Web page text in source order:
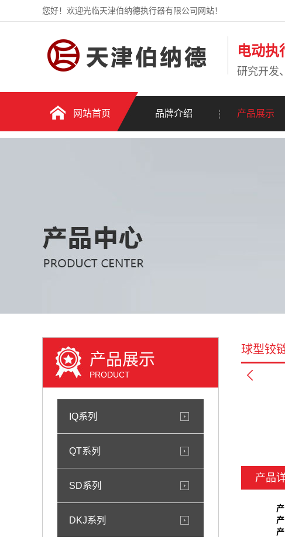
您好！欢迎光临天津伯纳德执行器有限公司网站！
电动执
研究开发
网站首页 品牌介绍 产品展示
产品展示
PRODUCT
IQ系列
QT系列
SD系列
DKJ系列
球型铰
产品